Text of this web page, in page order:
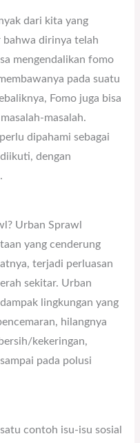
dari kita yang
bahwa dirinya telah
mengendalikan fomo
pada suatu
Fomo juga bisa
masalah.
dipahami sebagai
dengan
Urban Sprawl
yang cenderung
terjadi perluasan
sekitar. Urban
lingkungan yang
hilangnya
kekeringan,
pada polusi
contoh isu-isu sosial